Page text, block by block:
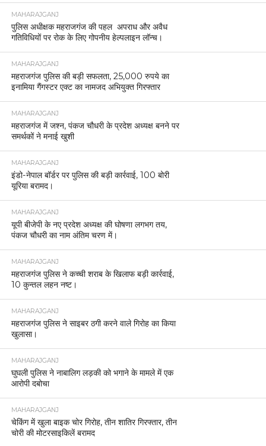
MAHARAJGANJ
पुलिस अधीक्षक महराजगंज की पहल अपराध और अवैध
गतिविधियों पर रोक के लिए गोपनीय हेल्पलाइन लॉन्च।
MAHARAJGANJ
महराजगंज पुलिस की बड़ी सफलता, 25,000 रुपये का
इनामिया गैंगस्टर एक्ट का नामजद अभियुक्त गिरफ्तार
MAHARAJGANJ
महराजगंज में जश्न, पंकज चौधरी के प्रदेश अध्यक्ष बनने पर
समर्थकों ने मनाई खुशी
MAHARAJGANJ
इंडो-नेपाल बॉर्डर पर पुलिस की बड़ी कार्रवाई, 100 बोरी
यूरिया बरामद।
MAHARAJGANJ
यूपी बीजेपी के नए प्रदेश अध्यक्ष की घोषणा लगभग तय,
पंकज चौधरी का नाम अंतिम चरण में।
MAHARAJGANJ
महराजगंज पुलिस ने कच्ची शराब के खिलाफ बड़ी कार्रवाई,
10 कुन्तल लहन नष्ट।
MAHARAJGANJ
महराजगंज पुलिस ने साइबर ठगी करने वाले गिरोह का किया
खुलासा।
MAHARAJGANJ
घुघली पुलिस ने नाबालिग लड़की को भगाने के मामले में एक
आरोपी दबोचा
MAHARAJGANJ
चेकिंग में खुला बाइक चोर गिरोह, तीन शातिर गिरफ्तार, तीन
चोरी की मोटरसाइकिलें बरामद